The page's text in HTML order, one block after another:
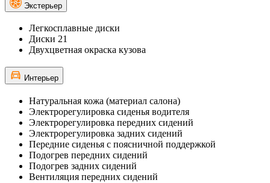
Экстерьер
Легкосплавные диски
Диски 21
Двухцветная окраска кузова
Интерьер
Натуральная кожа (материал салона)
Электрорегулировка сиденья водителя
Электрорегулировка передних сидений
Электрорегулировка задних сидений
Передние сиденья с поясничной поддержкой
Подогрев передних сидений
Подогрев задних сидений
Вентиляция передних сидений